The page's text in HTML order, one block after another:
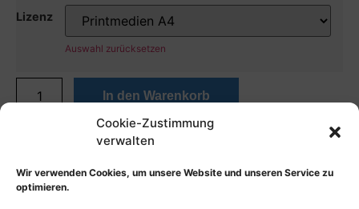
Cookie-Zustimmung
verwalten
Wir verwenden Cookies, um unsere Website und unseren Service zu
optimieren.
Lizenz
Auswahl zurücksetzen
In den Warenkorb